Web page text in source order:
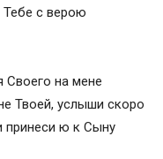
Тебе с верою
Своего на мене
Твоей, услыши скоро
принеси ю к Сыну